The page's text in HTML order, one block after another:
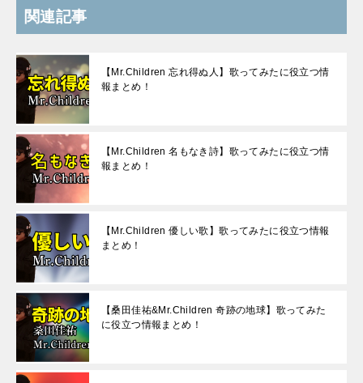
関連記事
【Mr.Children 忘れ得ぬ人】歌ってみたに役立つ情
報まとめ！
【Mr.Children 名もなき詩】歌ってみたに役立つ情
報まとめ！
【Mr.Children 優しい歌】歌ってみたに役立つ情報
まとめ！
【桑田佳祐&Mr.Children 奇跡の地球】歌ってみた
に役立つ情報まとめ！